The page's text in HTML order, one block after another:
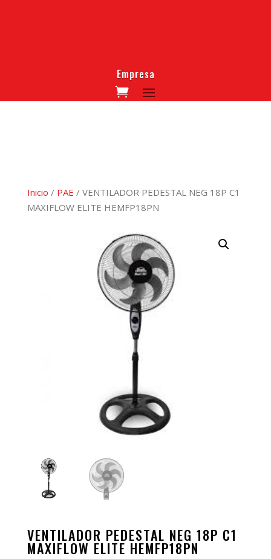
Empresa
Inicio / PAE / VENTILADOR PEDESTAL NEG 18P C1
MAXIFLOW ELITE HEMFP18PN
VENTILADOR PEDESTAL NEG 18P C1
MAXIFLOW ELITE HEMFP18PN